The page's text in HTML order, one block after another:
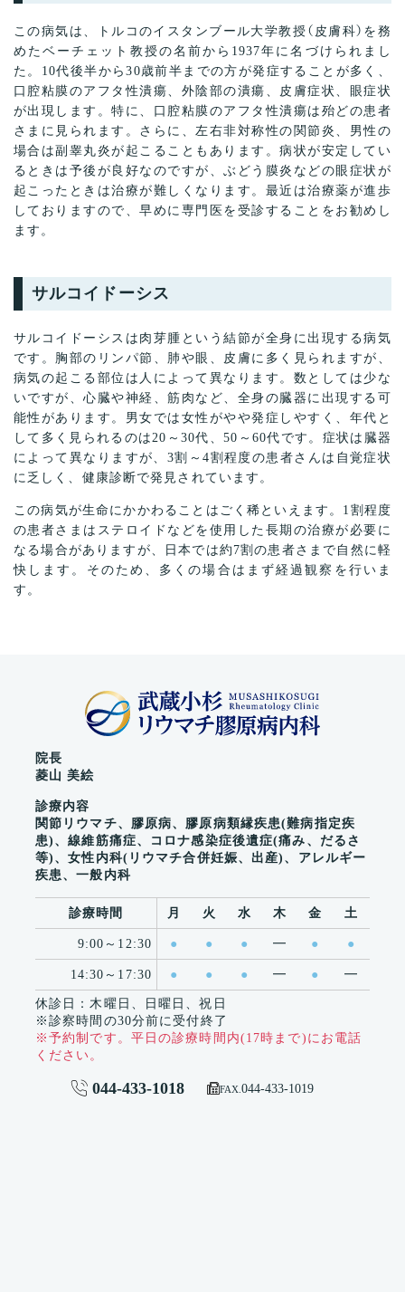
この病気は、トルコのイスタンブール大学教授（皮膚科）を務
めたベーチェット教授の名前から1937年に名づけられまし
た。10代後半から30歳前半までの方が発症することが多く、
口腔粘膜のアフタ性潰瘍、外陰部の潰瘍、皮膚症状、眼症状
が出現します。特に、口腔粘膜のアフタ性潰瘍は殆どの患者
さまに見られます。さらに、左右非対称性の関節炎、男性の
場合は副睾丸炎が起こることもあります。病状が安定してい
るときは予後が良好なのですが、ぶどう膜炎などの眼症状が
起こったときは治療が難しくなります。最近は治療薬が進歩
しておりますので、早めに専門医を受診することをお勧めし
ます。
サルコイドーシス
サルコイドーシスは肉芽腫という結節が全身に出現する病気
です。胸部のリンパ節、肺や眼、皮膚に多く見られますが、
病気の起こる部位は人によって異なります。数としては少な
いですが、心臓や神経、筋肉など、全身の臓器に出現する可
能性があります。男女では女性がやや発症しやすく、年代と
して多く見られるのは20～30代、50～60代です。症状は臓器
によって異なりますが、3割～4割程度の患者さんは自覚症状
に乏しく、健康診断で発見されています。
この病気が生命にかかわることはごく稀といえます。1割程度
の患者さまはステロイドなどを使用した長期の治療が必要に
なる場合がありますが、日本では約7割の患者さまで自然に軽
快します。そのため、多くの場合はまず経過観察を行いま
す。
院長
菱山 美絵
診療内容
関節リウマチ、膠原病、膠原病類縁疾患(難病指定疾
患)、線維筋痛症、コロナ感染症後遺症(痛み、だるさ
等)、女性内科(リウマチ合併妊娠、出産)、アレルギー
疾患、一般内科
休診日：木曜日、日曜日、祝日
※診察時間の30分前に受付終了
※予約制です。平日の診療時間内(17時まで)にお電話
ください。
診療時間 月 火 水 木 金 土
9:00～12:30 ● ● ● ━ ● ●
14:30～17:30 ● ● ● ━ ● ━
 044-433-1018 FAX. 044-433-1019